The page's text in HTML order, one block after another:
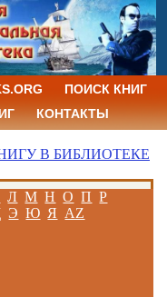
ПОИСК КНИГ
КОНТАКТЫ
В БИБЛИОТЕКЕ
Л М Н О П Р
Э Ю Я AZ